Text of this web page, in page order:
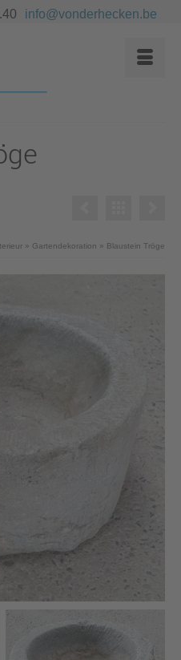
info@vonderhecken.be
» Gartendekoration » Blaustein Tröge